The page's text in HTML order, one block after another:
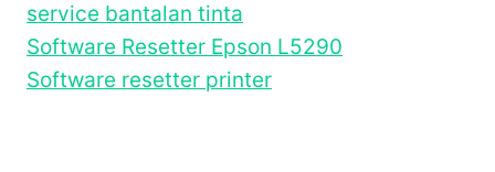
service bantalan tinta
Software Resetter Epson L5290
Software resetter printer